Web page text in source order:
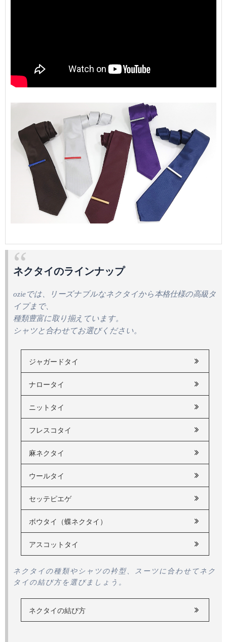
ネクタイのラインナップ
ozieでは、リーズナブルなネクタイから本格仕様の高級タ
イプまで、
種類豊富に取り揃えています。
シャツと合わせてお選びください。
ジャガードタイ
ナロータイ
ニットタイ
フレスコタイ
麻ネクタイ
ウールタイ
セッテピエゲ
ボウタイ（蝶ネクタイ）
アスコットタイ
ネクタイの種類やシャツの衿型、スーツに合わせてネク
タイの結び方を選びましょう。
ネクタイの結び方